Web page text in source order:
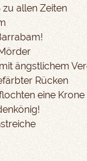
allen Zeiten
ängstlichem
Rücken
eine